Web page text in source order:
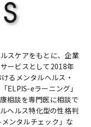
スケアをもとに、企業
ービスとして2018年
るメンタルヘルス・
ELPIS-eラーニング」
相談を専門医に相談で
ヘルス特化型の性格判
ンタルチェック」な